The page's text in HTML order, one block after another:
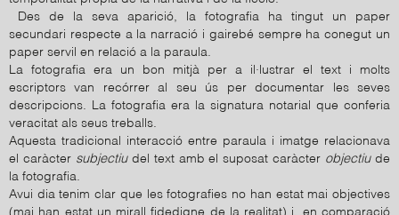
Des de la seva aparició, la fotografia ha tingut un paper
secundari respecte a la narració i gairebé sempre ha conegut un
paper servil en relació a la paraula.
La fotografia era un bon mitjà per a il·lustrar el text i molts
escriptors van recórrer al seu ús per documentar les seves
descripcions. La fotografia era la signatura notarial que conferia
veracitat als seus treballs.
Aquesta tradicional interacció entre paraula i imatge relacionava
el caràcter subjectiudel text amb el suposat caràcter objectiude
la fotografia.
Avui dia tenim clar que les fotografies no han estat mai objectives
(mai han estat un mirall fidedigne de la realitat) i, en comparació